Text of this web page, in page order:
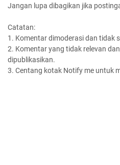
Jangan lupa dibagikan jika
Catatan:
1. Komentar dimoderasi dan tidak
2. Komentar yang tidak relevan
dipublikasikan.
3. Centang kotak Notify me untuk